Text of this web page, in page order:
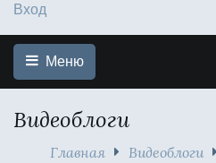
Вход
Меню
Видеоблоги
Главная Видеоблоги